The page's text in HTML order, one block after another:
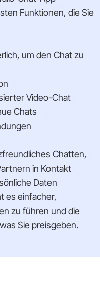
Funktionen, die Sie
um den Chat zu
Video-Chat
Chats
Chatten,
in Kontakt
Daten
es einfacher,
zu führen und die
Sie preisgeben.